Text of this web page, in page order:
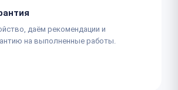
даём рекомендации и
на выполненные работы.